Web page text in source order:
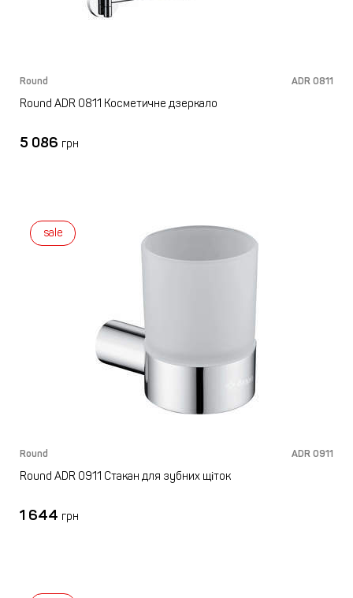
Round ADR 0811
Round ADR 0811 Косметичне дзеркало
5 086 грн
sale
Round ADR 0911
Round ADR 0911 Стакан для зубних щіток
1 644 грн